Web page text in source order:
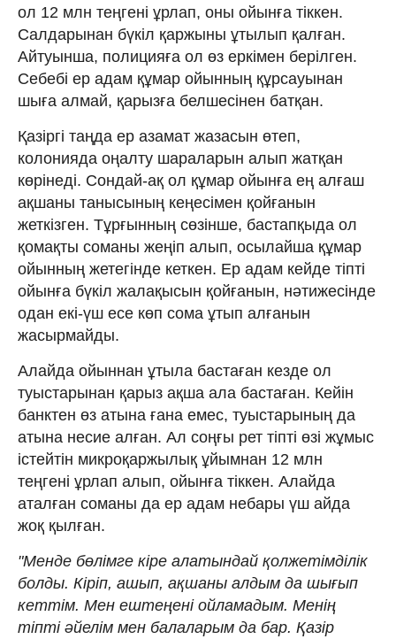
ол 12 млн теңгені ұрлап, оны ойынға тіккен.
Салдарынан бүкіл қаржыны ұтылып қалған.
Айтуынша, полицияға ол өз еркімен берілген.
Себебі ер адам құмар ойынның құрсауынан
шыға алмай, қарызға белшесінен батқан.
Қазіргі таңда ер азамат жазасын өтеп,
колонияда оңалту шараларын алып жатқан
көрінеді. Сондай-ақ ол құмар ойынға ең алғаш
ақшаны танысының кеңесімен қойғанын
жеткізген. Тұрғынның сөзінше, бастапқыда ол
қомақты соманы жеңіп алып, осылайша құмар
ойынның жетегінде кеткен. Ер адам кейде тіпті
ойынға бүкіл жалақысын қойғанын, нәтижесінде
одан екі-үш есе көп сома ұтып алғанын
жасырмайды.
Алайда ойыннан ұтыла бастаған кезде ол
туыстарынан қарыз ақша ала бастаған. Кейін
банктен өз атына ғана емес, туыстарының да
атына несие алған. Ал соңғы рет тіпті өзі жұмыс
істейтін микроқаржылық ұйымнан 12 млн
теңгені ұрлап алып, ойынға тіккен. Алайда
аталған соманы да ер адам небары үш айда
жоқ қылған.
"Менде бөлімге кіре алатындай қолжетімділік
болды. Кіріп, ашып, ақшаны алдым да шығып
кеттім. Мен ештеңені ойламадым. Менің
тіпті әйелім мен балаларым да бар. Қазір